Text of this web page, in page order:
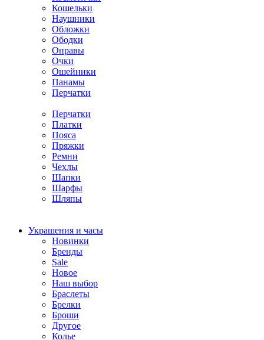
Кошельки
Наушники
Обложки
Ободки
Оправы
Очки
Ошейники
Панамы
Перчатки
Перчатки
Платки
Пояса
Пряжки
Ремни
Чехлы
Шапки
Шарфы
Шляпы
Украшения и часы
Новинки
Бренды
Sale
Новое
Наш выбор
Браслеты
Брелки
Броши
Другое
Колье